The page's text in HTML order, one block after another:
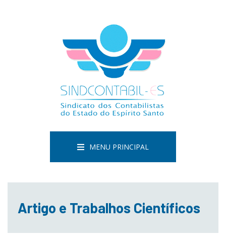
MENU PRINCIPAL
Artigo e Trabalhos Científicos